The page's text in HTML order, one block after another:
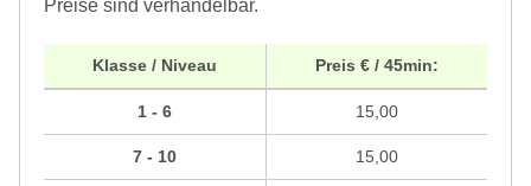
Preise sind verhandelbar.
Klasse / Niveau
1 - 6
7 - 10
Preis € / 45min:
15,00
15,00